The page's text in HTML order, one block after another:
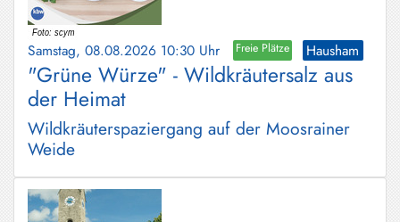
Samstag, 08.08.2026 10:30 Uhr Freie Plätze Hausham
"Grüne Würze" - Wildkräutersalz aus
der Heimat
Wildkräuterspaziergang auf der Moosrainer
Weide
Schliersee
Tegernsee
Warngau
/
Wall
Weyarn